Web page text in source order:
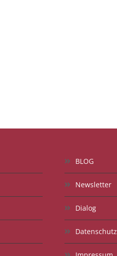
BLOG
Newsletter
Dialog
Datenschutz